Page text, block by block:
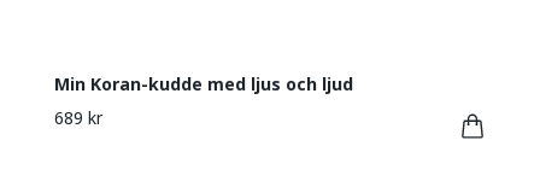
Min Koran-kudde med ljus och ljud
689 kr